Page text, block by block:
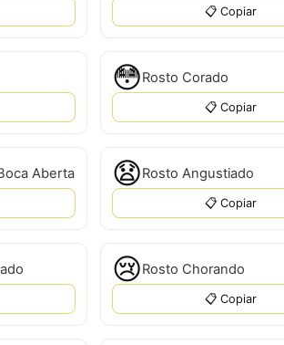
📋 Copiar
😳Rosto Corado
📋 Copiar
Aberta 😧Rosto Angustiado
📋 Copiar
😢Rosto Chorando
📋 Copiar